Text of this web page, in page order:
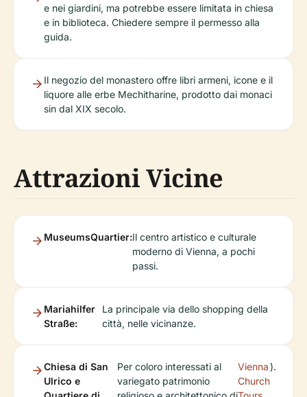
e nei giardini, ma potrebbe essere limitata in chiesa
e in biblioteca. Chiedere sempre il permesso alla
guida.
Il negozio del monastero offre libri armeni, icone e il
liquore alle erbe Mechitharine, prodotto dai monaci
sin dal XIX secolo.
Attrazioni Vicine
MuseumsQuartier:Il centro artistico e culturale
moderno di Vienna, a pochi
passi.
Mariahilfer
Straße:
La principale via dello shopping della
città, nelle vicinanze.
Chiesa di San
Ulrico e
Per coloro interessati al
variegato patrimonio
Vienna
Church
).